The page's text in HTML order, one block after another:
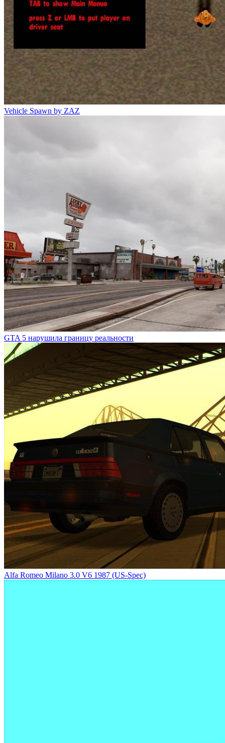
Vehicle Spawn by ZAZ
GTA 5 нарушила границу реальности
Alfa Romeo Milano 3.0 V6 1987 (US-Spec)